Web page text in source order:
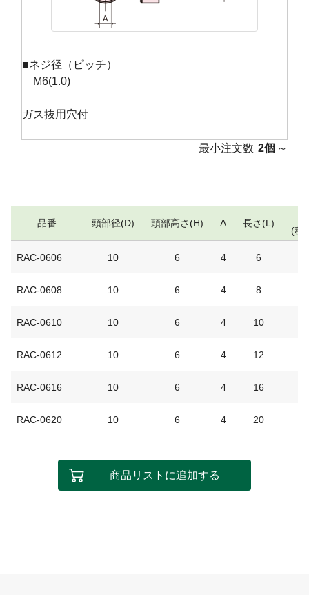
■ネジ径（ピッチ）
M6(1.0)
ガス抜用穴付
最小注文数 2個 ～
品番 頭部径(D) 頭部高さ(H) A 長さ(L)
(税
RAC-0606 10 6 4 6
RAC-0608 10 6 4 8
RAC-0610 10 6 4 10
RAC-0612 10 6 4 12
RAC-0616 10 6 4 16
RAC-0620 10 6 4 20
商品リストに追加する